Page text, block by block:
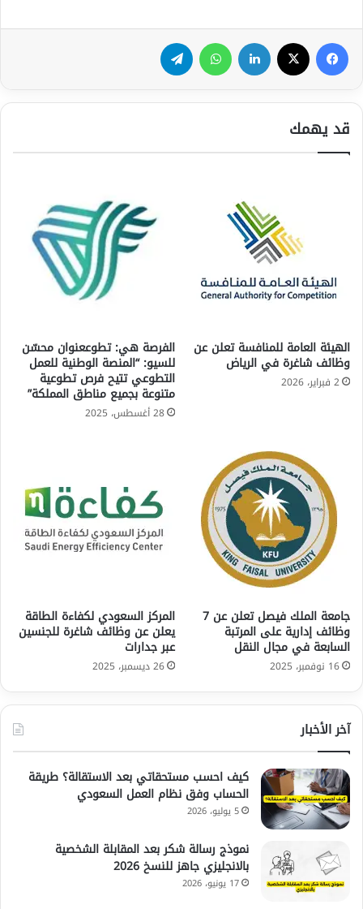
فيسبوك لينكدإن واتساب
قد يهمك
الهيئة العامة للمنافسة تعلن عن
وظائف شاغرة في الرياض
2 فبراير، 2026
الفرصة هي: تطوععنوان محسّن
للسيو: “المنصة الوطنية للعمل
التطوعي تتيح فرص تطوعية
متنوعة بجميع مناطق المملكة”
28 أغسطس، 2025
جامعة الملك فيصل تعلن عن 7
وظائف إدارية على المرتبة
السابعة في مجال النقل
16 نوفمبر، 2025
المركز السعودي لكفاءة الطاقة
يعلن عن وظائف شاغرة للجنسين
عبر جدارات
26 ديسمبر، 2025
آخر الأخبار
كيف احسب مستحقاتي بعد الاستقالة؟ طريقة
الحساب وفق نظام العمل السعودي
5 يوليو، 2026
نموذج رسالة شكر بعد المقابلة الشخصية
بالانجليزي جاهز للنسخ 2026
17 يونيو، 2026